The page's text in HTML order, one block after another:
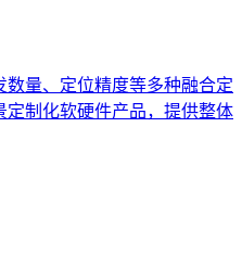
量、定位精度等多种融合定
制化软硬件产品，提供整体